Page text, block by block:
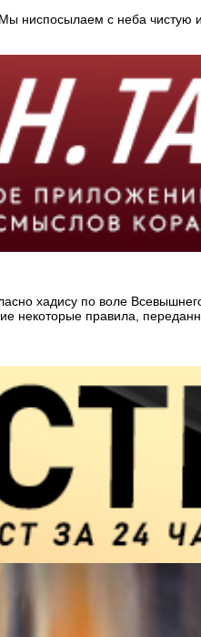
ниспосылаем с неба
хадису по воле
правила,